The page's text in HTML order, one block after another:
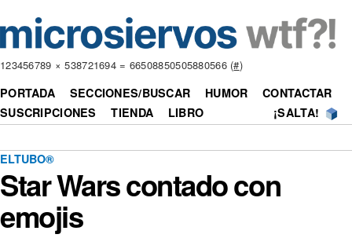
123456789 × 538721694 = 66508850505880566 (#)
PORTADA SECCIONES/BUSCAR HUMOR
CONTACTAR
SUSCRIPCIONES
TIENDA LIBRO ¡SALTA!
ELTUBO®
Star Wars contado con
emojis